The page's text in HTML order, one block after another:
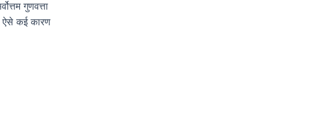
गुणवत्ता
ऐसे कई कारण